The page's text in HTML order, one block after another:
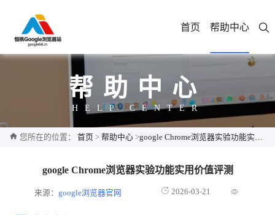
首页 帮助中心
帮助中心
HELP CENTER
您所在的位置： 首页 > 帮助中心 >google Chrome浏览器实验功能实用价值评测
google Chrome浏览器实验功能实用价值评测
来源：google浏览器官网 2026-03-21